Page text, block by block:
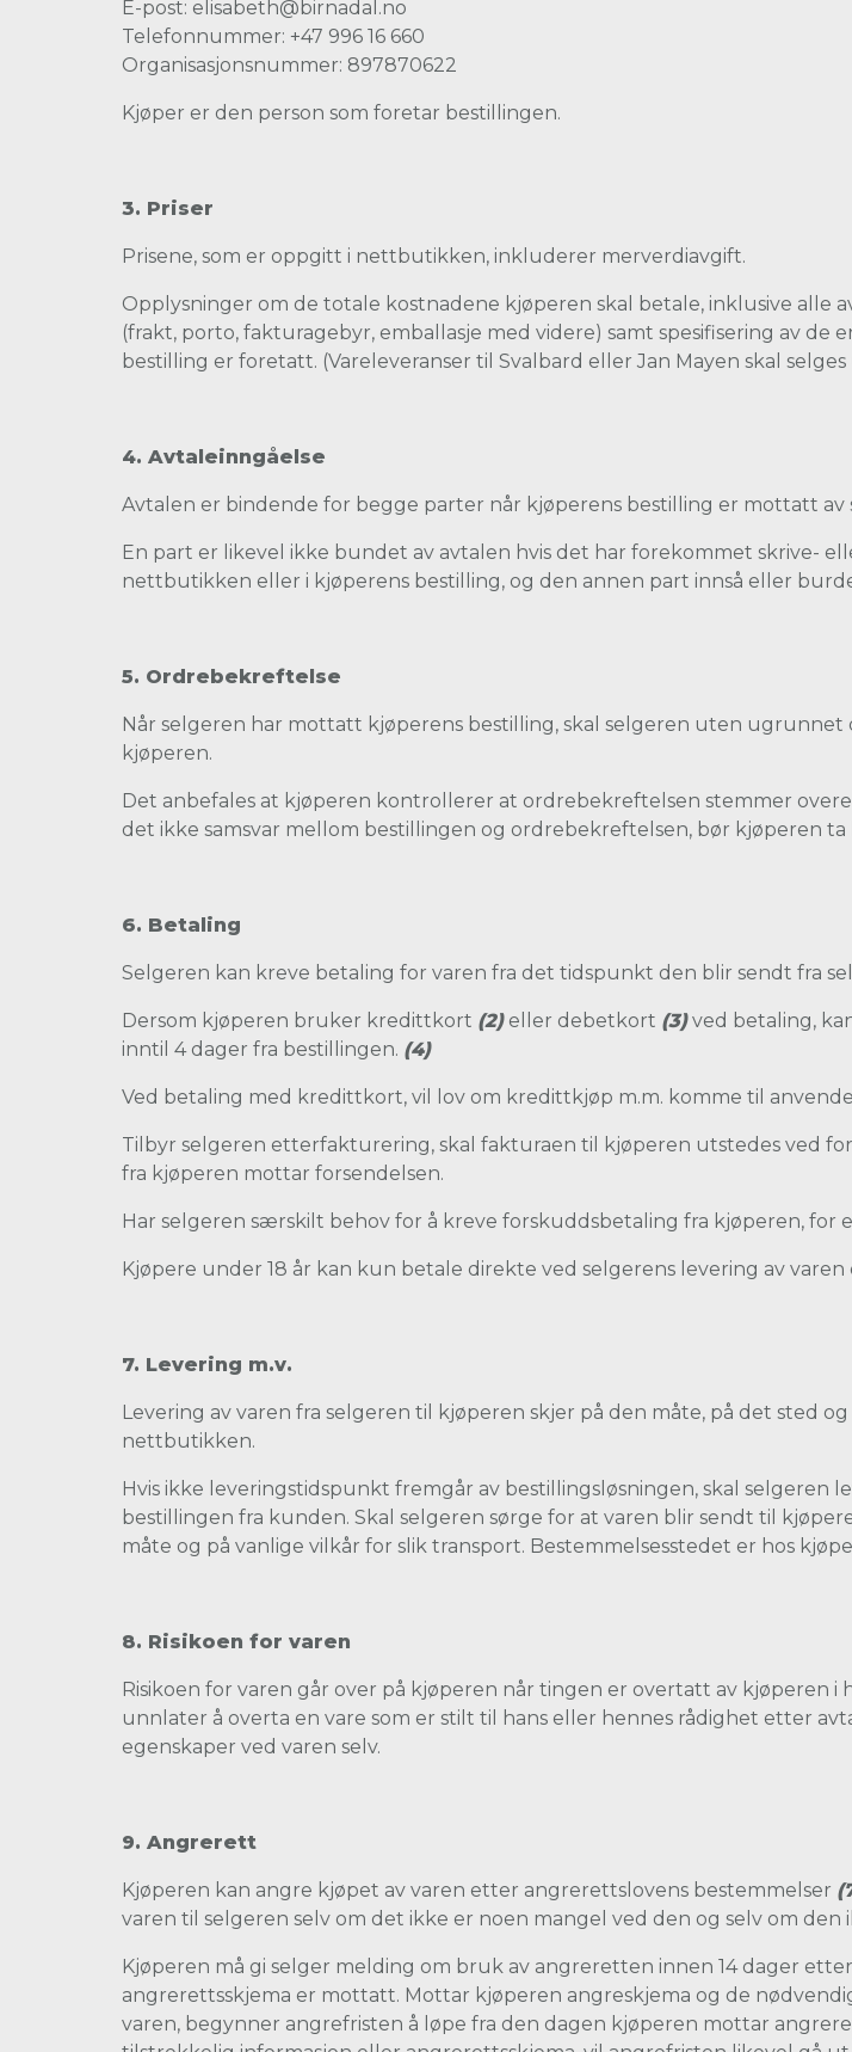
E-post: elisabeth@birnadal.no
Telefonnummer: +47 996 16 660
Organisasjonsnummer: 897870622
Kjøper er den person som foretar bestillingen.
3. Priser
Prisene, som er oppgitt i nettbutikken, inkluderer merverdiavgift.
Opplysninger om de totale kostnadene kjøperen skal betale, inklusive alle
(frakt, porto, fakturagebyr, emballasje med videre) samt spesifisering av
bestilling er foretatt. (Vareleveranser til Svalbard eller Jan Mayen skal
4. Avtaleinngåelse
Avtalen er bindende for begge parter når kjøperens bestilling er mottatt av
En part er likevel ikke bundet av avtalen hvis det har forekommet skrive-
nettbutikken eller i kjøperens bestilling, og den annen part innså eller
5. Ordrebekreftelse
Når selgeren har mottatt kjøperens bestilling, skal selgeren uten
kjøperen.
Det anbefales at kjøperen kontrollerer at ordrebekreftelsen stemmer
det ikke samsvar mellom bestillingen og ordrebekreftelsen, bør kjøperen
6. Betaling
Selgeren kan kreve betaling for varen fra det tidspunkt den blir sendt fra
Dersom kjøperen bruker kredittkort (2)eller debetkort (3)ved betaling,
inntil 4 dager fra bestillingen. (4)
Ved betaling med kredittkort, vil lov om kredittkjøp m.m. komme til
Tilbyr selgeren etterfakturering, skal fakturaen til kjøperen utstedes ved
fra kjøperen mottar forsendelsen.
Har selgeren særskilt behov for å kreve forskuddsbetaling fra kjøperen, for
Kjøpere under 18 år kan kun betale direkte ved selgerens levering av
7. Levering m.v.
Levering av varen fra selgeren til kjøperen skjer på den måte, på det sted
nettbutikken.
Hvis ikke leveringstidspunkt fremgår av bestillingsløsningen, skal
bestillingen fra kunden. Skal selgeren sørge for at varen blir sendt til
måte og på vanlige vilkår for slik transport. Bestemmelsesstedet er hos
8. Risikoen for varen
Risikoen for varen går over på kjøperen når tingen er overtatt av kjøperen
unnlater å overta en vare som er stilt til hans eller hennes rådighet etter
egenskaper ved varen selv.
9. Angrerett
Kjøperen kan angre kjøpet av varen etter angrerettslovens bestemmelser
varen til selgeren selv om det ikke er noen mangel ved den og selv om den
Kjøperen må gi selger melding om bruk av angreretten innen 14 dager
angrerettsskjema er mottatt. Mottar kjøperen angreskjema og de
varen, begynner angrefristen å løpe fra den dagen kjøperen mottar